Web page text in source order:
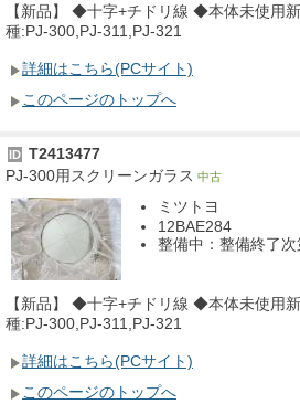
【新品】 ◆十字+チドリ線 ◆本体未使用
種:PJ-300,PJ-311,PJ-321
詳細はこちら(PCサイト)
このページのトップへ
ID T2413477
PJ-300用スクリーンガラス 中古
ミツトヨ
12BAE284
整備中：整備終了
【新品】 ◆十字+チドリ線 ◆本体未使用
種:PJ-300,PJ-311,PJ-321
詳細はこちら(PCサイト)
このページのトップへ